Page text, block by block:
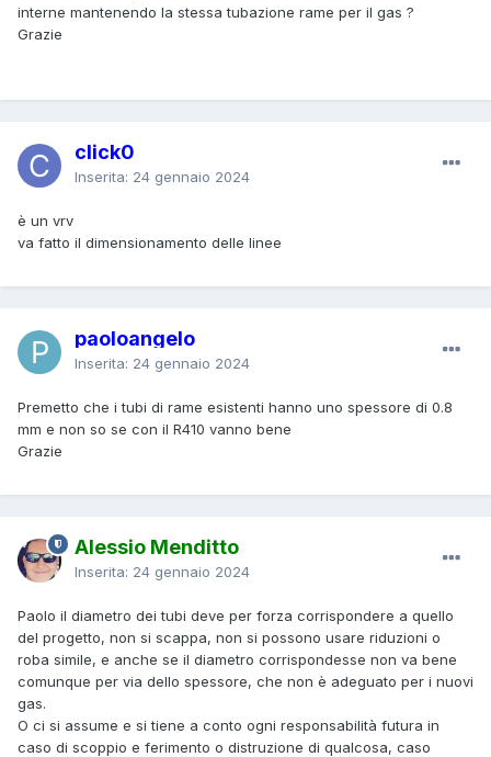
interne mantenendo la stessa tubazione rame per il gas ?
Grazie
click0
Inserita: 24 gennaio 2024
è un vrv
va fatto il dimensionamento delle linee
paoloangelo
Inserita: 24 gennaio 2024
Premetto che i tubi di rame esistenti hanno uno spessore di 0.8
mm e non so se con il R410 vanno bene
Grazie
Alessio Menditto
Inserita: 24 gennaio 2024
Paolo il diametro dei tubi deve per forza corrispondere a quello
del progetto, non si scappa, non si possono usare riduzioni o
roba simile, e anche se il diametro corrispondesse non va bene
comunque per via dello spessore, che non è adeguato per i nuovi
gas.
O ci si assume e si tiene a conto ogni responsabilità futura in
caso di scoppio e ferimento o distruzione di qualcosa, caso